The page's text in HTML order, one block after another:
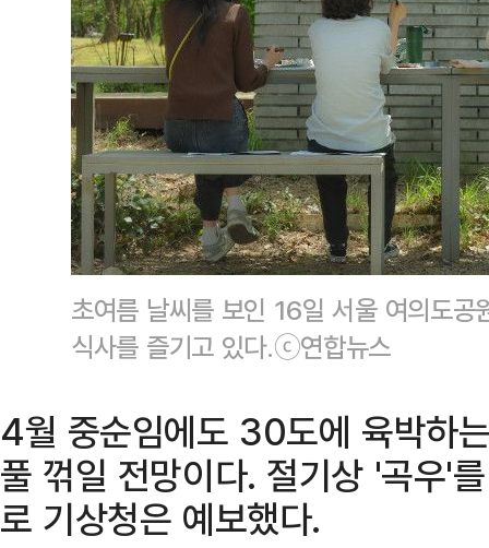
초여름 날씨를 보인 16일 서울 여의도
식사를 즐기고 있다.ⓒ연합뉴스
4월 중순임에도 30도에 육박하
풀 꺾일 전망이다. 절기상 '곡우'
로 기상청은 예보했다.